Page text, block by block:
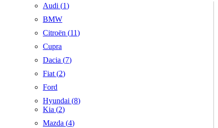
Audi (1)
BMW
Citroën (11)
Cupra
Dacia (7)
Fiat (2)
Ford
Hyundai (8)
Kia (2)
Mazda (4)